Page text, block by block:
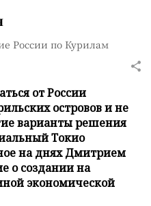
России по Курилам
от России
островов и не
варианты решения
Токио
на днях Дмитрием
о создании на
экономической